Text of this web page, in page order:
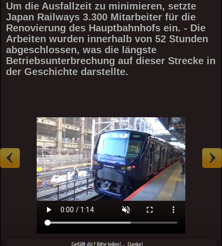
Um die Ausfallzeit zu minimieren, setzte
Japan Railways 3.300 Mitarbeiter für die
Renovierung des Hauptbahnhofs ein. - Die
Arbeiten wurden innerhalb von 52 Stunden
abgeschlossen, was die längste
Betriebsunterbrechung auf dieser Strecke in
der Geschichte darstellte.